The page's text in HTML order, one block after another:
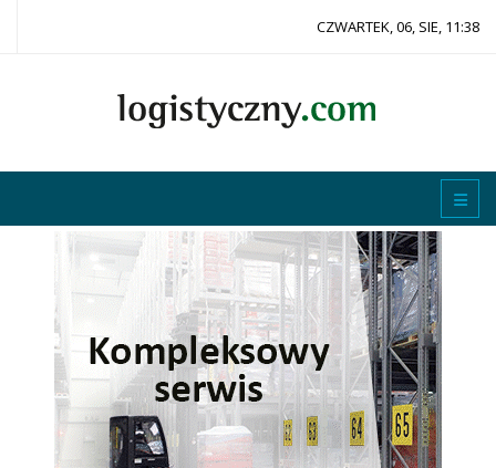
CZWARTEK, 06, SIE, 11:38